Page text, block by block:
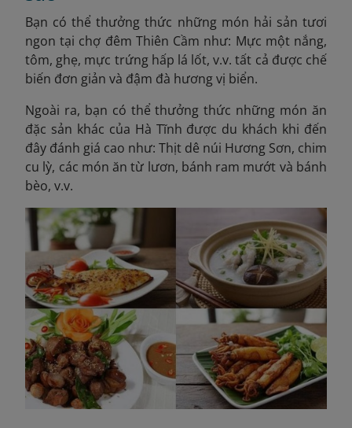
Bạn có thể thưởng thức những món hải sản tươi
ngon tại chợ đêm Thiên Cầm như: Mực một nắng,
tôm, ghẹ, mực trứng hấp lá lốt, v.v. tất cả được chế
biến đơn giản và đậm đà hương vị biển.
Ngoài ra, bạn có thể thưởng thức những món ăn
đặc sản khác của Hà Tĩnh được du khách khi đến
đây đánh giá cao như: Thịt dê núi Hương Sơn, chim
cu lỳ, các món ăn từ lươn, bánh ram mướt và bánh
bèo, v.v.